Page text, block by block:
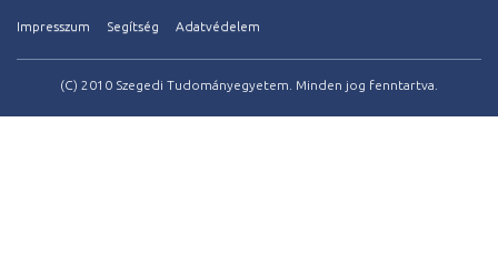
Impresszum Segítség Adatvédelem
(C) 2010 Szegedi Tudományegyetem. Minden jog fenntartva.